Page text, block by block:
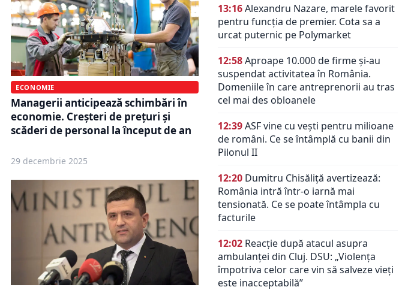
ECONOMIE
Managerii anticipează schimbări în
economie. Creșteri de prețuri și
scăderi de personal la început de an
29 decembrie 2025
13:16Alexandru Nazare, marele favorit
pentru funcția de premier. Cota sa a
urcat puternic pe Polymarket
12:58Aproape 10.000 de firme și-au
suspendat activitatea în România.
Domeniile în care antreprenorii au tras
cel mai des obloanele
12:39ASF vine cu vești pentru milioane
de români. Ce se întâmplă cu banii din
Pilonul II
12:20 Dumitru Chisăliță avertizează:
România intră într-o iarnă mai
tensionată. Ce se poate întâmpla cu
facturile
12:02 Reacție după atacul asupra
ambulanței din Cluj. DSU: „Violența
împotriva celor care vin să salveze vieți
este inacceptabilă”